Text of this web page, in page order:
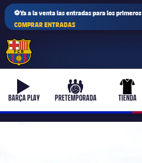
⚽Ya a la venta las entradas para los
COMPRAR ENTRADAS
b-play
BARÇA PLAY
culers-ball
PRETEMPORADA TIENDA